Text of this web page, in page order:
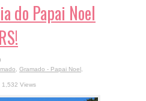
do Papai Noel
, Gramado - Papai Noel,
1,532 Views